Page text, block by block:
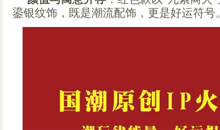
鎏银纹饰，既是潮流配饰，更是好运符号